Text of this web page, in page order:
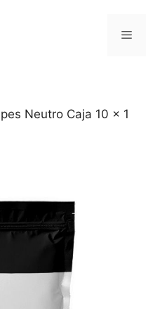
Neutro Caja 10 x 1